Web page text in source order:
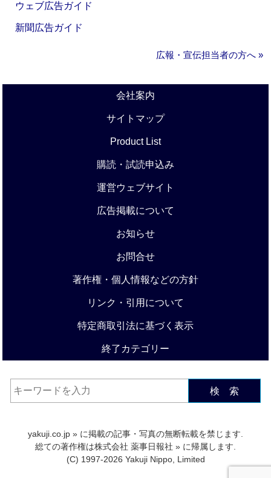
ウェブ広告ガイド
新聞広告ガイド
広報・宣伝担当者の方へ »
会社案内
サイトマップ
Product List
購読・試読申込み
運営ウェブサイト
広告掲載について
お知らせ
お問合せ
著作権・個人情報などの方針
リンク・引用について
特定商取引法に基づく表示
終了カテゴリー
検 索
yakuji.co.jp » に掲載の記事・写真の無断転載を禁じます.
総ての著作権は株式会社 薬事日報社 » に帰属します.
(C) 1997-2026 Yakuji Nippo, Limited